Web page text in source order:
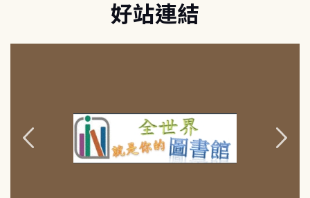
好站連結